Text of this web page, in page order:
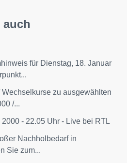
auch
für Dienstag, 18. Januar
zu ausgewählten
/...
- 22.05 Uhr - Live bei RTL
Nachholbedarf in
Sie zum...